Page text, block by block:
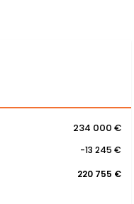
234 000 €
-13 245 €
220 755 €